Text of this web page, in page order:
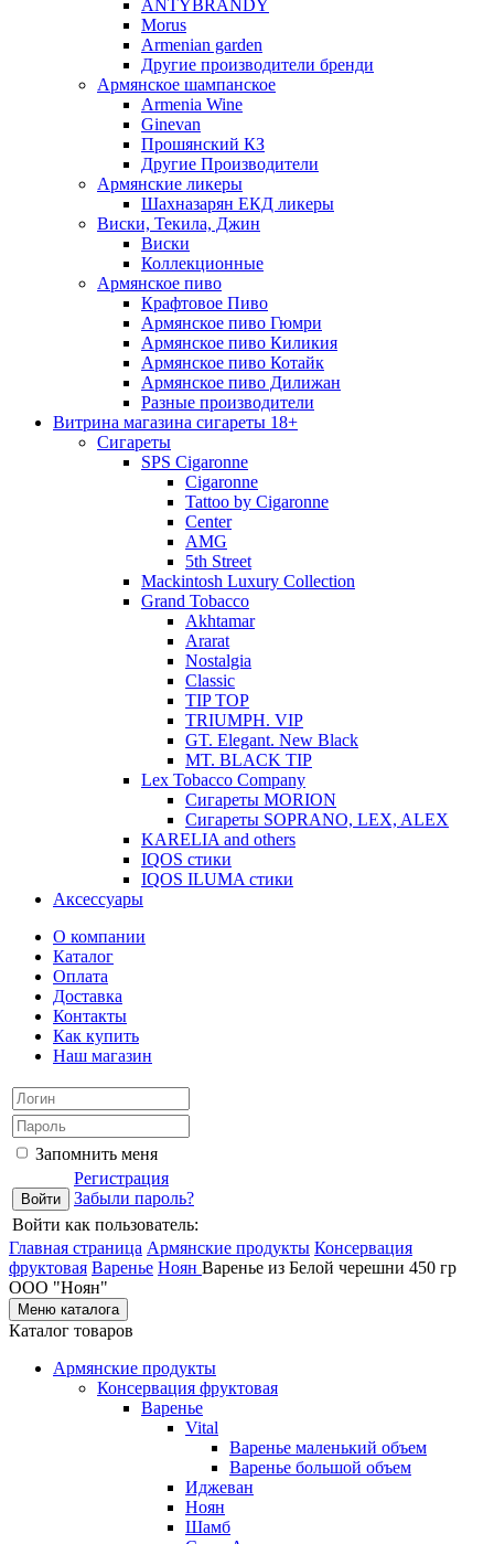
ANTYBRANDY
Morus
Armenian garden
Другие производители бренди
Армянское шампанское
Armenia Wine
Ginevan
Прошянский КЗ
Другие Производители
Армянские ликеры
Шахназарян ЕКД ликеры
Виски, Текила, Джин
Виски
Коллекционные
Армянское пиво
Крафтовое Пиво
Армянское пиво Гюмри
Армянское пиво Киликия
Армянское пиво Котайк
Армянское пиво Дилижан
Разные производители
Витрина магазина сигареты 18+
Cигареты
SPS Cigaronne
Сigaronne
Tattoo by Cigaronne
Center
AMG
5th Street
Mackintosh Luxury Collection
Grand Tobacco
Akhtamar
Ararat
Nostalgia
Classic
TIP TOP
TRIUMPH. VIP
GT. Elegant. New Black
MT. BLACK TIP
Lex Tobacco Company
Сигареты MORION
Сигареты SOPRANO, LEX, ALEX
KARELIA and others
IQOS стики
IQOS ILUMA стики
Аксессуары
О компании
Каталог
Оплата
Доставка
Контакты
Как купить
Наш магазин
Запомнить меня
Регистрация
Забыли пароль?
Войти как пользователь:
Главная страница Армянские продукты Консервация
фруктовая Варенье Ноян Варенье из Белой черешни 450 гр
ООО "Ноян"
Меню каталога
Каталог товаров
Армянские продукты
Консервация фруктовая
Варенье
Vital
Варенье маленький объем
Варенье большой объем
Иджеван
Ноян
Шамб